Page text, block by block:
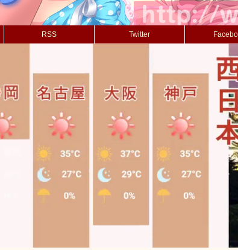
RSS Twitter